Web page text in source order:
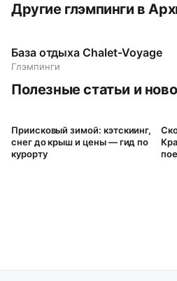
Другие глэмпинги в
База отдыха Chalet-Voyage
Глэмпинги
Полезные статьи и
Приисковый зимой: кэтскиинг,
снег до крыш и цены — гид по
курорту